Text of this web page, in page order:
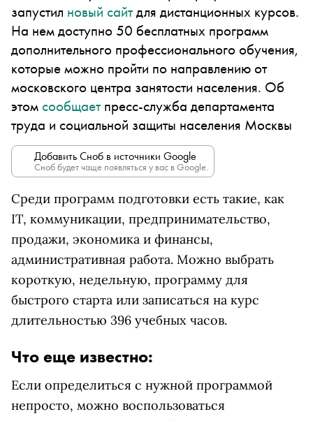
запустил новый сайтдля дистанционных курсов.
На нем доступно 50 бесплатных программ
дополнительного профессионального обучения,
которые можно пройти по направлению от
московского центра занятости населения. Об
этомсообщаетпресс-служба департамента
труда и социальной защиты населения Москвы
Добавить Сноб в источники Google
Сноб будет чаще появляться у вас в Google.
Среди программ подготовки есть такие, как
IT, коммуникации, предпринимательство,
продажи, экономика и финансы,
административная работа. Можно выбрать
короткую, недельную, программу для
быстрого старта или записаться на курс
длительностью 396 учебных часов.
Что еще известно:
Если определиться с нужной программой
непросто, можно воспользоваться